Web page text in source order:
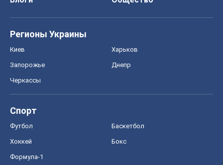
Регионы Украины
Киев Харьков
Запорожье Днепр
Черкассы
Спорт
Футбол Баскетбол
Хоккей Бокс
Формула-1